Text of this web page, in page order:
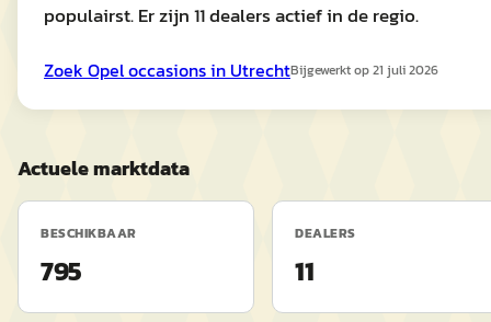
populairst. Er zijn 11 dealers actief in de regio.
Zoek Opeloccasions in UtrechtBijgewerkt op21 juli 2026
Actuele marktdata
BESCHIKBAAR
795
DEALERS
11